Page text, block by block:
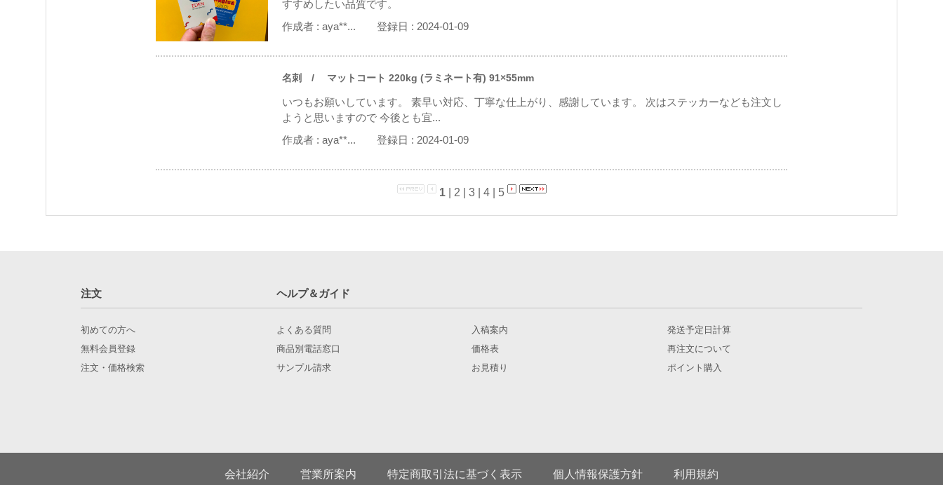
すすめしたい品質です。
作成者 : aya**... 登録日 : 2024-01-09
名刺 / マットコート 220kg (ラミネート有) 91×55mm
いつもお願いしています。 素早い対応、丁寧な仕上がり、感謝しています。 次はステッカーなども注文し
ようと思いますので 今後とも宜...
作成者 : aya**... 登録日 : 2024-01-09
1| 2 3| 4| 5
注文 ヘルプ＆ガイド
初めての方へ
無料会員登録
注文・価格検索
よくある質問
商品別電話窓口
サンプル請求
入稿案内
価格表
お見積り
発送予定日計算
再注文について
ポイント購入
会社紹介 営業所案内 特定商取引法に基づく表示 個人情報保護方針 利用規約